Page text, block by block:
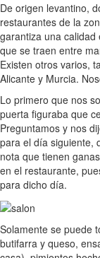
De origen levantino,
restaurantes de la
garantiza una
que se traen entre
Existen otros varios,
Alicante y Murcia.
Lo primero que nos
puerta figuraba que
Preguntamos y nos
para el día siguiente,
nota que tienen
en el restaurante,
para dicho día.
Solamente se puede
butifarra y queso,